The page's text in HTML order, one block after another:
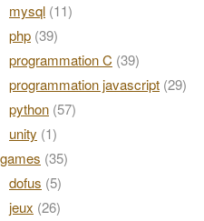
mysql (11)
php (39)
programmation C (39)
programmation javascript (29)
python (57)
unity (1)
games (35)
dofus (5)
jeux (26)